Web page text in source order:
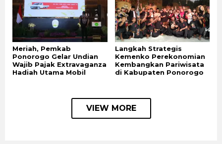
Meriah, Pemkab
Ponorogo Gelar Undian
Wajib Pajak Extravaganza
Hadiah Utama Mobil
Langkah Strategis
Kemenko Perekonomian
Kembangkan Pariwisata
di Kabupaten Ponorogo
VIEW MORE